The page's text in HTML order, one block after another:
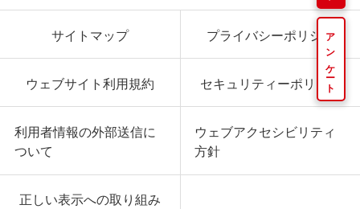
アンケート
サイトマップ プライバシーポリシー
ウェブサイト利用規約 セキュリティーポリシー
利用者情報の外部送信に
ついて
ウェブアクセシビリティ
方針
正しい表示への取り組み